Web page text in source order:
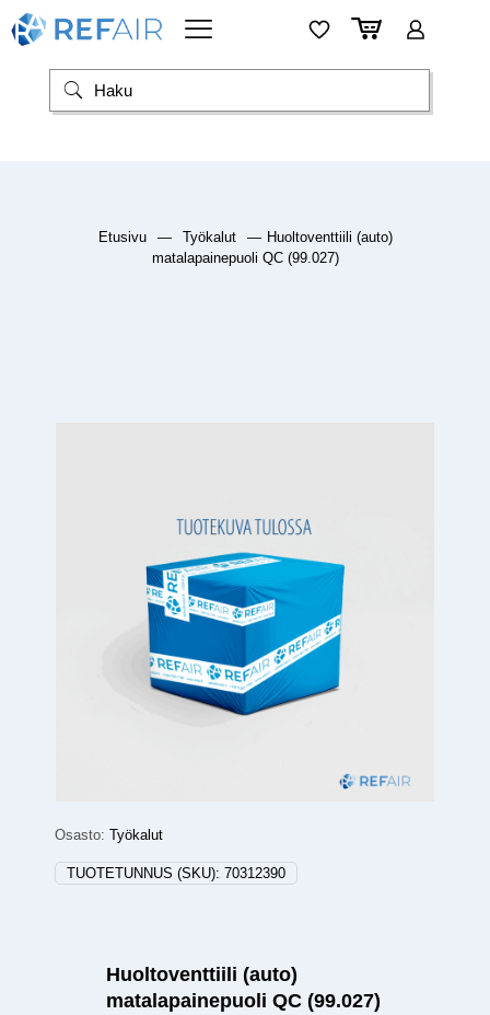
Etusivu — Työkalut — Huoltoventtiili (auto)
matalapainepuoli QC (99.027)
Osasto: Työkalut
TUOTETUNNUS (SKU): 70312390
Huoltoventtiili (auto)
matalapainepuoli QC (99.027)